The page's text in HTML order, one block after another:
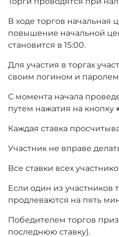
В ходе торгов начальная
повышение начальной
становится в 15:00.
Для участия в торгах
своим логином и паролем
С момента начала
путем нажатия на кнопку
Каждая ставка
Участник не вправе
Все ставки всех
Если один из участников
продлеваются на пять
Победителем торгов
последнюю ставку).